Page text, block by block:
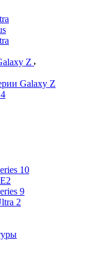
Z
Galaxy Z
10
9
2